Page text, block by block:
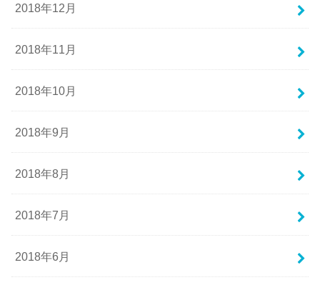
2018年12月
2018年11月
2018年10月
2018年9月
2018年8月
2018年7月
2018年6月